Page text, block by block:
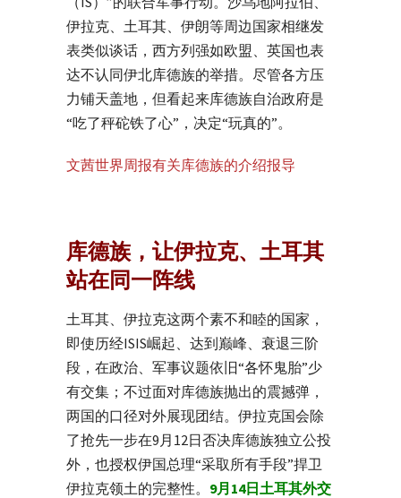
伊拉克、土耳其、伊朗等周边国家相继发
表类似谈话，西方列强如欧盟、英国也表
达不认同伊北库德族的举措。尽管各方压
力铺天盖地，但看起来库德族自治政府是
“吃了秤砣铁了心”，决定“玩真的”。
文茜世界周报有关库德族的介绍报导
库德族，让伊拉克、土耳其
站在同一阵线
土耳其、伊拉克这两个素不和睦的国家，
即使历经ISIS崛起、达到巅峰、衰退三阶
段，在政治、军事议题依旧“各怀鬼胎”少
有交集；不过面对库德族抛出的震撼弹，
两国的口径对外展现团结。伊拉克国会除
了抢先一步在9月12日否决库德族独立公投
外，也授权伊国总理“采取所有手段”捍卫
伊拉克领土的完整性。 9月14日土耳其外交